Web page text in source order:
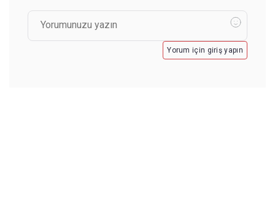
Yorum için giriş yapın